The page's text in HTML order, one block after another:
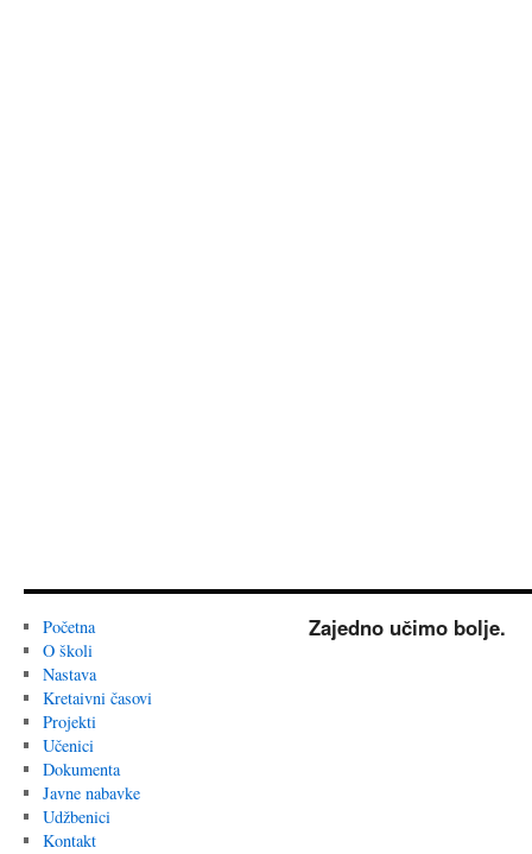
Početna
O školi
Nastava
Kretaivni časovi
Projekti
Učenici
Dokumenta
Javne nabavke
Udžbenici
Kontakt
Zajedno učimo bolje.